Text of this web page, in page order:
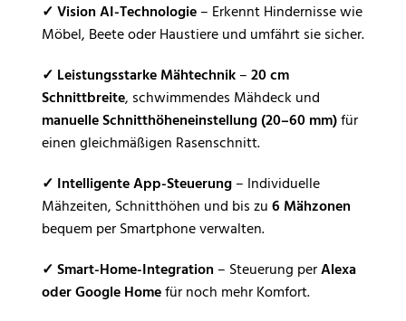
✓Vision AI-Technologie– Erkennt Hindernisse wie
Möbel, Beete oder Haustiere und umfährt sie sicher.
✓ Leistungsstarke Mähtechnik–20 cm
Schnittbreite, schwimmendes Mähdeck und
manuelle Schnitthöheneinstellung (20–60 mm)für
einen gleichmäßigen Rasenschnitt.
✓ Intelligente App-Steuerung– Individuelle
Mähzeiten, Schnitthöhen und bis zu6 Mähzonen
bequem per Smartphone verwalten.
✓Smart-Home-Integration – Steuerung perAlexa
oder Google Homefür noch mehr Komfort.